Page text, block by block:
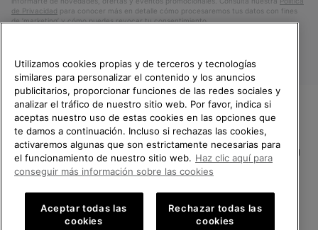
de Privacidad para conocer más en detalle cómo procesaremos tus datos con fines
de ’marketing’ y cómo puedes revocar tu consentimiento.
España
SOREL.Reservados todos los derechos.
Política de Privacidad Condiciones De Uso Terminos de Venta
Cookies Impressum Public CBCR
TE DAMOS LA BIENVENIDA A
SOREL.
POR FAVOR, SELECCIONA TU
PAÍS.
Compras en línea disponibles
Utilizamos cookies propias y de terceros y tecnologías
similares para personalizar el contenido y los anuncios
publicitarios, proporcionar funciones de las redes sociales y
analizar el tráfico de nuestro sitio web. Por favor, indica si
aceptas nuestro uso de estas cookies en las opciones que
te damos a continuación. Incluso si rechazas las cookies,
activaremos algunas que son estrictamente necesarias para
el funcionamiento de nuestro sitio web. Haz clic aquí para
conseguir más información sobre las cookies
Aceptar todas las
cookies
Rechazar todas las
cookies